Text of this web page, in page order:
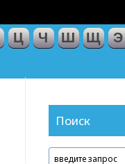
Ц Ч Ш Щ Э
Поиск